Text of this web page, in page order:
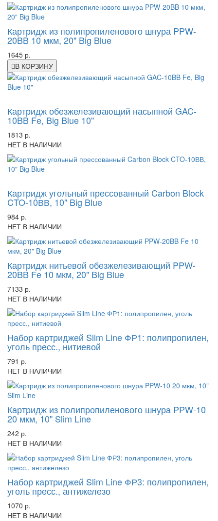
Картридж из полипропиленового шнура PPW-
20BB 10 мкм, 20" Big Blue
1645 р.
В КОРЗИНУ
Картридж обезжелезивающий насыпной GAC-
10BB Fe, Big Blue 10"
1813 р.
НЕТ В НАЛИЧИИ
Картридж угольный прессованный Carbon Block
CTO-10ВВ, 10" Big Blue
984 р.
НЕТ В НАЛИЧИИ
Картридж нитьевой обезжелезивающий PPW-
20BB Fe 10 мкм, 20" Big Blue
7133 р.
НЕТ В НАЛИЧИИ
Набор картриджей Slim Line ФР1: полипропилен,
уголь пресс., нитиевой
791 р.
НЕТ В НАЛИЧИИ
Картридж из полипропиленового шнура PPW-10
20 мкм, 10" Slim Line
242 р.
НЕТ В НАЛИЧИИ
Набор картриджей Slim Line ФР3: полипропилен,
уголь пресс., антижелезо
1070 р.
НЕТ В НАЛИЧИИ